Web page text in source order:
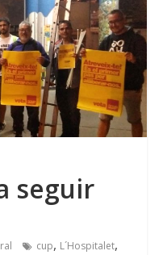
seguir
cup, L´Hospitalet,